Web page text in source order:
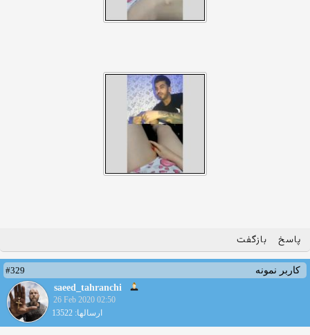
پاسخ بازگفت
کاربر نمونه
#329
saeed_tahranchi
26 Feb 2020 02:50
ارسالها: 13522